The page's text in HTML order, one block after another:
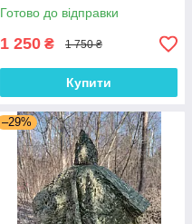
Готово до відправки
1 250 ₴ 1 750 ₴
Купити
–29%